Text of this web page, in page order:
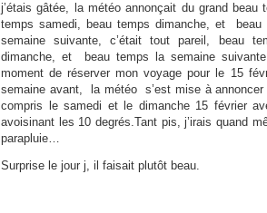
j’étais gâtée, la météo annonçait du grand
temps samedi, beau temps dimanche, et
semaine suivante, c’était tout pareil, beau
dimanche, et beau temps la semaine
moment de réserver mon voyage pour le 15
semaine avant, la météo s’est mise à
compris le samedi et le dimanche 15 février
avoisinant les 10 degrés.Tant pis, j’irais quand
parapluie…
Surprise le jour j, il faisait plutôt beau.